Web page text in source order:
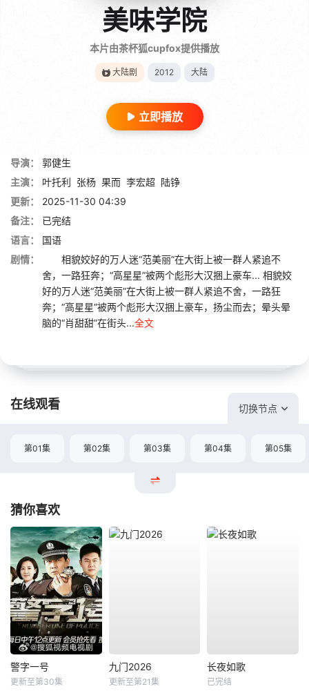
美味学院
本片由茶杯狐cupfox提供播放
大陆剧 2012 大陆
立即播放
导演：
郭健生
主演：
叶托利 张杨 果而 李宏超 陆铮
更新：
2025-11-30 04:39
备注：
已完结
语言：
国语
剧情：
相貌姣好的万人迷“范美丽”在大街上被一群人紧追不
舍，一路狂奔；“高星星”被两个彪形大汉捆上豪车... 相貌姣
好的万人迷“范美丽”在大街上被一群人紧追不舍，一路狂
奔；“高星星”被两个彪形大汉捆上豪车，扬尘而去；晕头晕
脑的“肖甜甜”在街头...全文
在线观看 切换节点
第01集 第02集 第03集 第04集 第05集
猜你喜欢
警字一号
更新至第30集
九门2026
更新至第21集
长夜如歌
已完结